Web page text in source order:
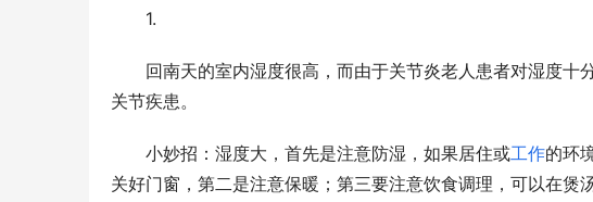
1.
回南天的室内湿度很高，而由于关节炎老人患者对湿度十
关节疾患。
小妙招：湿度大，首先是注意防湿，如果居住或工作的环
关好门窗，第二是注意保暖；第三要注意饮食调理，可以在